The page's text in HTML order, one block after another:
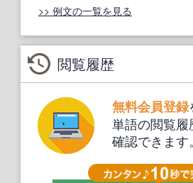
>> 例文の一覧を見る
閲覧履歴
無料会員登録
単語の閲覧履
確認できます。